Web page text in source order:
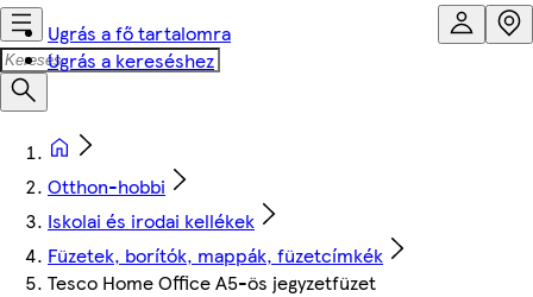
Ugrás a fő tartalomra
Ugrás a kereséshez
Otthon-hobbi
Iskolai és irodai kellékek
Füzetek, borítók, mappák, füzetcímkék
Tesco Home Office A5-ös jegyzetfüzet